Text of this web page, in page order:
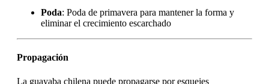
Poda: Poda de primavera para mantener la forma y
eliminar el crecimiento escarchado
Propagación
La guayaba chilena puede propagarse por esquejes